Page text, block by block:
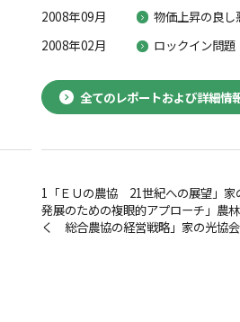
2008年09月 物価上昇の良し
2008年02月 ロックイン問題
全てのレポートおよび詳細情
1「ＥＵの農協 21世紀への展望」家
発展のための複眼的アプローチ」農
く 総合農協の経営戦略」家の光協